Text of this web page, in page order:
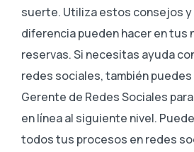
suerte. Utiliza estos consejos
diferencia pueden hacer en tus
reservas. Si necesitas ayuda
redes sociales, también puedes
Gerente de Redes Sociales
en línea al siguiente nivel.
todos tus procesos en redes